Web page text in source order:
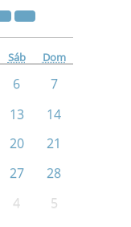
Sáb Dom
6
7
13
14
20
21
27
28
4 5